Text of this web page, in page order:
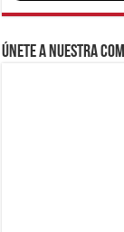
Únete a nuestra